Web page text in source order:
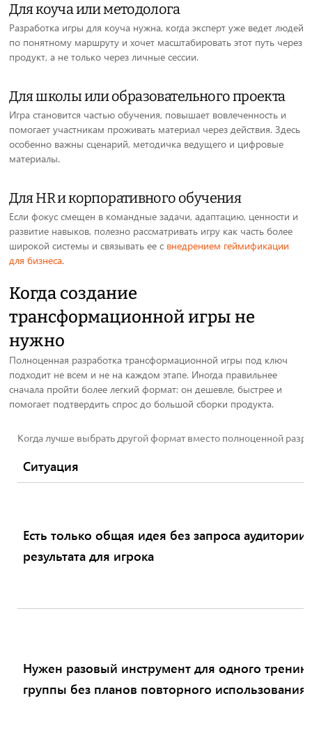
Для коуча или методолога
Разработка игры для коуча нужна, когда эксперт уже ведет людей
по понятному маршруту и хочет масштабировать этот путь через
продукт, а не только через личные сессии.
Для школы или образовательного проекта
Игра становится частью обучения, повышает вовлеченность и
помогает участникам проживать материал через действия. Здесь
особенно важны сценарий, методичка ведущего и цифровые
материалы.
Для HR и корпоративного обучения
Если фокус смещен в командные задачи, адаптацию, ценности и
развитие навыков, полезно рассматривать игру как часть более
широкой системы и связывать ее с внедрением геймификации
для бизнеса.
Когда создание
трансформационной игры не
нужно
Полноценная разработка трансформационной игры под ключ
подходит не всем и не на каждом этапе. Иногда правильнее
сначала пройти более легкий формат: он дешевле, быстрее и
помогает подтвердить спрос до большой сборки продукта.
Когда лучше выбрать другой формат вместо полноценной
Ситуация
Есть только общая идея без запроса
результата для игрока
Нужен разовый инструмент для одного
группы без планов повторного использования